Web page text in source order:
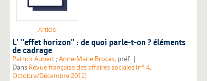
Article
L' "effet horizon" : de quoi parle-t-on ? éléments
de cadrage
Patrick Aubert ;Anne-Marie Brocas, préf. |
Dans Revue française des affaires sociales (n° 4,
Octobre/Décembre 2012)